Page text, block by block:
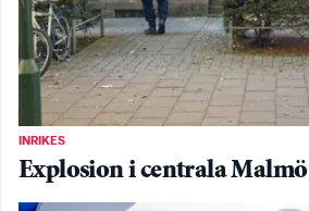
INRIKES
Explosion i centrala Malmö